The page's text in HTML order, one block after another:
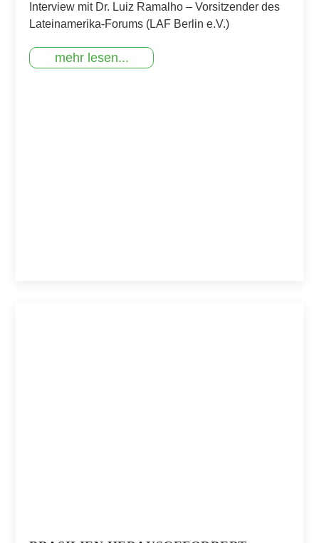
Interview mit Dr. Luiz Ramalho – Vorsitzender des
Lateinamerika-Forums (LAF Berlin e.V.)
mehr lesen...